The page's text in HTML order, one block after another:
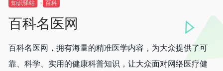
知识驿站 百科
百科名医网
百科名医网，拥有海量的精准医学内容，为大众提供了可
靠、科学、实用的健康科普知识，让大众面对网络医疗健